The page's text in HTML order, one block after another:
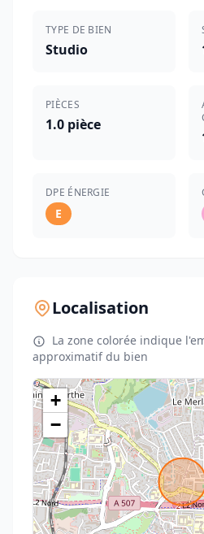
TYPE DE BIEN
Studio
PIÈCES
1.0 pièce
DPE ÉNERGIE
E
Localisation
La zone colorée indique
approximatif du bien
+
−